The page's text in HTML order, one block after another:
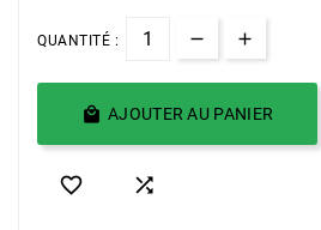
QUANTITÉ :
 AJOUTER AU PANIER
 